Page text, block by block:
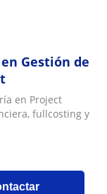
Gestión de
en Project
fullcosting y